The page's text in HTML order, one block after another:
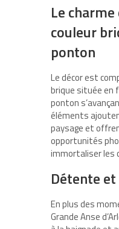
Le charme
couleur
ponton
Le décor est
brique située en
ponton
éléments
paysage et
opportunités
immortaliser les
Détente
En plus des
Grande Anse